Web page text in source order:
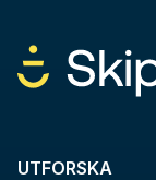
UTFORSKA